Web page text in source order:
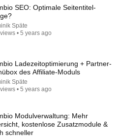
aides RUSH reporters out
SEO: Optimale Seitentitel-
Späte
• 5 years ago
Ladezeitoptimierung + Partner-
des Affiliate-Moduls
Späte
• 5 years ago
Modulverwaltung: Mehr
kostenlose Zusatzmodule &
schneller